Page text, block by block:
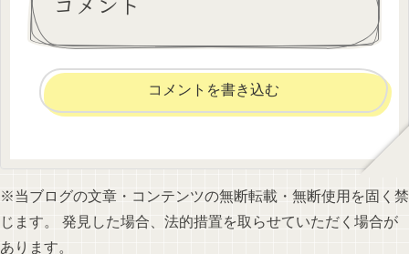
コメントを書き込む
※当ブログの文章・コンテンツの無断転載・無断使用を固く禁
じます。 発見した場合、法的措置を取らせていただく場合が
あります。